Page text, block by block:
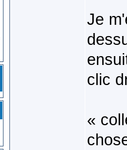
Je
clic
«